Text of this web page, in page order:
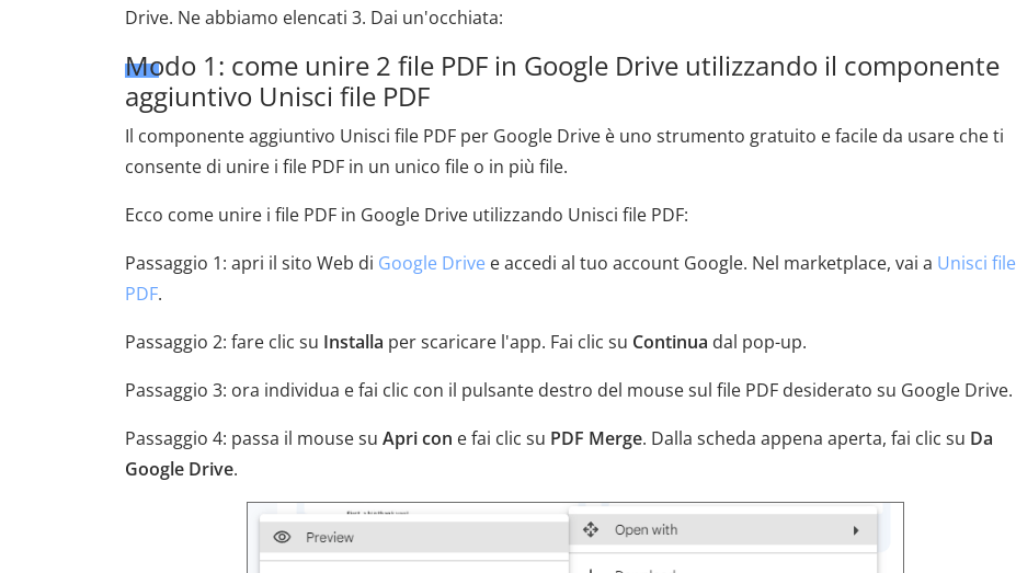
Drive. Ne abbiamo elencati 3. Dai un'occhiata:
Modo 1: come unire 2 file PDF in Google Drive utilizzando il componente
aggiuntivo Unisci file PDF
Il componente aggiuntivo Unisci file PDF per Google Drive è uno strumento gratuito e facile da usare che ti
consente di unire i file PDF in un unico file o in più file.
Ecco come unire i file PDF in Google Drive utilizzando Unisci file PDF:
Passaggio 1: apri il sito Web di Google Drive e accedi al tuo account Google. Nel marketplace, vai a Unisci file
PDF.
Passaggio 2: fare clic su Installa per scaricare l'app. Fai clic su Continua dal pop-up.
Passaggio 3: ora individua e fai clic con il pulsante destro del mouse sul file PDF desiderato su Google Drive.
Passaggio 4: passa il mouse su Apri con e fai clic su PDF Merge. Dalla scheda appena aperta, fai clic su Da
Google Drive.